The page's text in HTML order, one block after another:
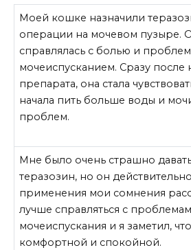
Моей кошке назначили
операции на мочевом пузыре.
справлялась с болью и
мочеиспусканием. Сразу после
препарата, она стала
начала пить больше воды и
проблем.
Мне было очень страшно
теразозин, но он
применения мои сомнения
лучше справляться с
мочеиспускания и я заметил,
комфортной и спокойной.